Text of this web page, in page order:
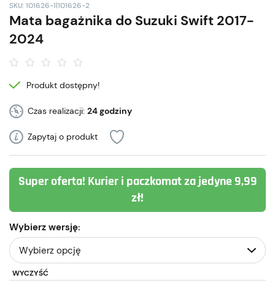
SKU: 101626-1|101626-2
Mata bagażnika do Suzuki Swift 2017-
2024
Produkt dostępny!
Czas realizacji: 24 godziny
Zapytaj o produkt
Super oferta! Kurier i paczkomat za jedyne 9,99
zł!
Wybierz wersję:
WYCZYŚĆ